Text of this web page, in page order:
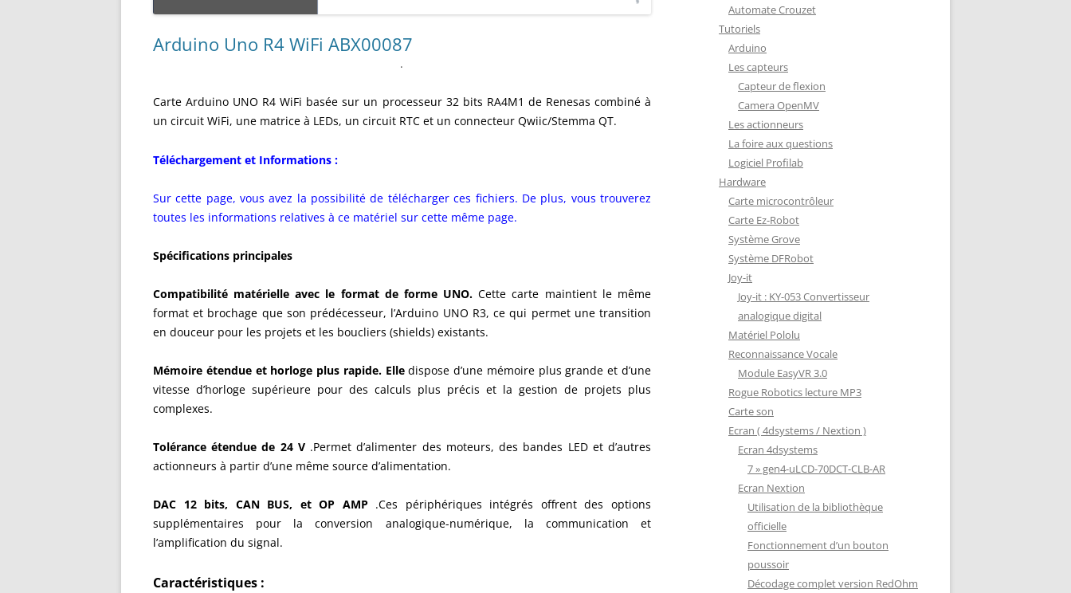
ENSEMBLE DES ACTIONNEURS
PROTECTION : PORTE FUSIBLE
Arduino Uno R4 WiFi ABX00087
.
Carte Arduino UNO R4 WiFi basée sur un processeur 32 bits RA4M1 de Renesas combiné à
un circuit WiFi, une matrice à LEDs, un circuit RTC et un connecteur Qwiic/Stemma QT.
Téléchargement et Informations :
Sur cette page, vous avez la possibilité de télécharger ces fichiers. De plus, vous trouverez
toutes les informations relatives à ce matériel sur cette même page.
Spécifications principales
Compatibilité matérielle avec le format de forme UNO.Cette carte maintient le même
format et brochage que son prédécesseur, l’Arduino UNO R3, ce qui permet une transition
en douceur pour les projets et les boucliers (shields) existants.
Mémoire étendue et horloge plus rapide. Elledispose d’une mémoire plus grande et d’une
vitesse d’horloge supérieure pour des calculs plus précis et la gestion de projets plus
complexes.
Tolérance étendue de 24 V .Permet d’alimenter des moteurs, des bandes LED et d’autres
actionneurs à partir d’une même source d’alimentation.
DAC 12 bits, CAN BUS, et OP AMP .Ces périphériques intégrés offrent des options
supplémentaires pour la conversion analogique-numérique, la communication et
l’amplification du signal.
Caractéristiques :
Automate Crouzet
Tutoriels
Arduino
Les capteurs
Capteur de flexion
Camera OpenMV
Les actionneurs
La foire aux questions
Logiciel Profilab
Hardware
Carte microcontrôleur
Carte Ez-Robot
Système Grove
Système DFRobot
Joy-it
Joy-it : KY-053 Convertisseur
analogique digital
Matériel Pololu
Reconnaissance Vocale
Module EasyVR 3.0
Rogue Robotics lecture MP3
Carte son
Ecran ( 4dsystems / Nextion )
Ecran 4dsystems
7 » gen4-uLCD-70DCT-CLB-AR
Ecran Nextion
Utilisation de la bibliothèque
officielle
Fonctionnement d’un bouton
poussoir
Décodage complet version RedOhm